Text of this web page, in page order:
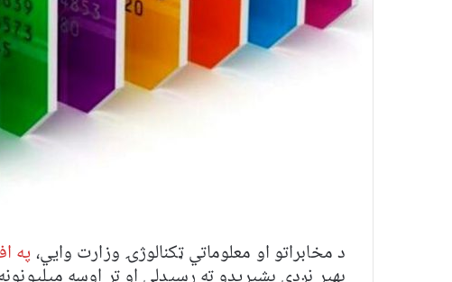
د مخابراتو او معلوماتي ټکنالوژۍ وزارت وایي، په